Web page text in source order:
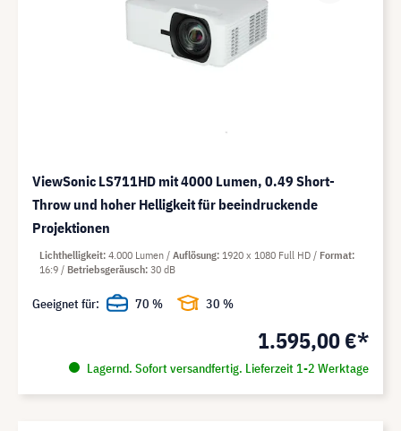
ViewSonic LS711HD mit 4000 Lumen, 0.49 Short-
Throw und hoher Helligkeit für beeindruckende
Projektionen
1.595,00 €*
Lagernd. Sofort versandfertig. Lieferzeit 1-2 Werktage
Lichthelligkeit 4.000 Lumen Auflösung 1920 x 1080 Full HD
Format
16:9
Betriebsgeräusch 30 dB
Geeignet für: 70 % 30 %